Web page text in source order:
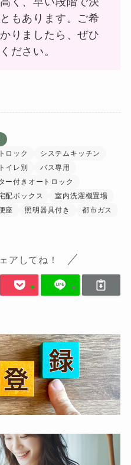
もあります。ご希
りましたら、ぜひ
ださい。
ロック
システムキッチン
イレ別
バス専用
ー付きオートロック
配ボックス
室内洗濯機置場
座 照明器具付き
都市ガス
アしてね！